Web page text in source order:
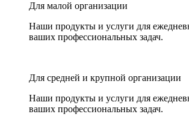
Для малой организации
Наши продукты и услуги для
ваших профессиональных задач.
Для средней и крупной организации
Наши продукты и услуги для
ваших профессиональных задач.